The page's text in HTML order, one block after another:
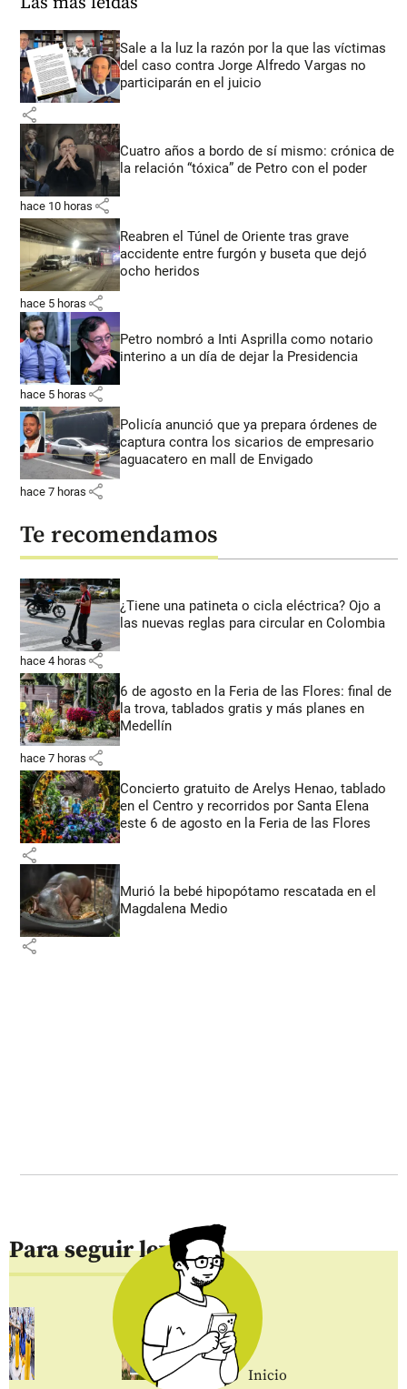
Sale a la luz la razón por la que las víctimas
del caso contra Jorge Alfredo Vargas no
participarán en el juicio
share
Cuatro años a bordo de sí mismo: crónica de
la relación “tóxica” de Petro con el poder
hace 10 horas share
Reabren el Túnel de Oriente tras grave
accidente entre furgón y buseta que dejó
ocho heridos
hace 5 horas share
Petro nombró a Inti Asprilla como notario
interino a un día de dejar la Presidencia
hace 5 horas share
Policía anunció que ya prepara órdenes de
captura contra los sicarios de empresario
aguacatero en mall de Envigado
hace 7 horas share
Te recomendamos
¿Tiene una patineta o cicla eléctrica? Ojo a
las nuevas reglas para circular en Colombia
hace 4 horas share
6 de agosto en la Feria de las Flores: final de
la trova, tablados gratis y más planes en
Medellín
hace 7 horas share
Concierto gratuito de Arelys Henao, tablado
en el Centro y recorridos por Santa Elena
este 6 de agosto en la Feria de las Flores
share
Murió la bebé hipopótamo rescatada en el
Magdalena Medio
share
Para seguir leyendo
Inicio